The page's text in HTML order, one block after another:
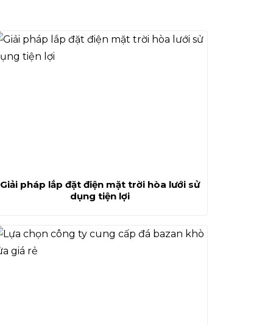
Giải pháp lắp đặt điện mặt trời hòa lưới sử
dụng tiện lợi